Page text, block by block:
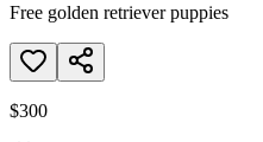
Free golden retriever puppies
$300